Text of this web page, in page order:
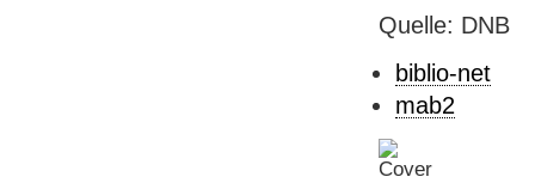
Quelle: DNB
biblio-net
mab2